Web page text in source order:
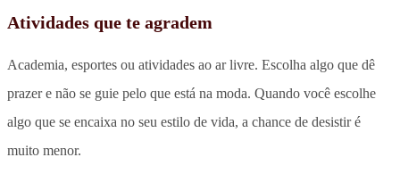
Atividades que te agradem
Academia, esportes ou atividades ao ar livre. Escolha algo que dê
prazer e não se guie pelo que está na moda. Quando você escolhe
algo que se encaixa no seu estilo de vida, a chance de desistir é
muito menor.